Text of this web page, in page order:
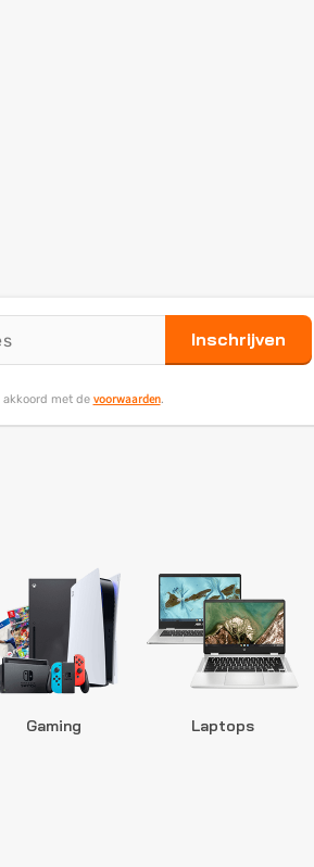
Inschrijven
met de voorwaarden.
Gaming Laptops